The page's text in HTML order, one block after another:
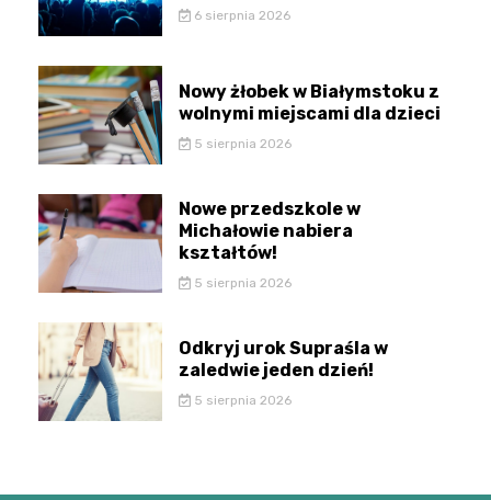
6 sierpnia 2026
Nowy żłobek w Białymstoku z
wolnymi miejscami dla dzieci
5 sierpnia 2026
Nowe przedszkole w
Michałowie nabiera
kształtów!
5 sierpnia 2026
Odkryj urok Supraśla w
zaledwie jeden dzień!
5 sierpnia 2026